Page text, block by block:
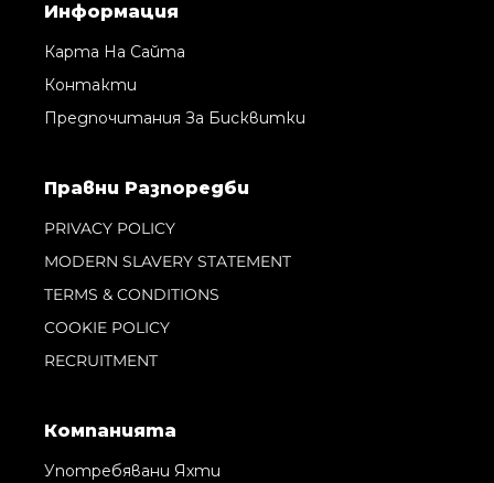
Информация
Карта На Сайта
Контакти
Предпочитания За Бисквитки
Правни Pазпоредби
PRIVACY POLICY
MODERN SLAVERY STATEMENT
TERMS & CONDITIONS
COOKIE POLICY
RECRUITMENT
Компанията
Употребявани Яхти